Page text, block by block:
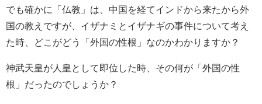
でも確かに「仏教」は、中国を経てインドから来たから外
国の教えですが、イザナミとイザナギの事件について考え
た時、どこがどう「外国の性根」なのかわかりますか？
神武天皇が人皇として即位した時、その何が「外国の性
根」だったのでしょうか？